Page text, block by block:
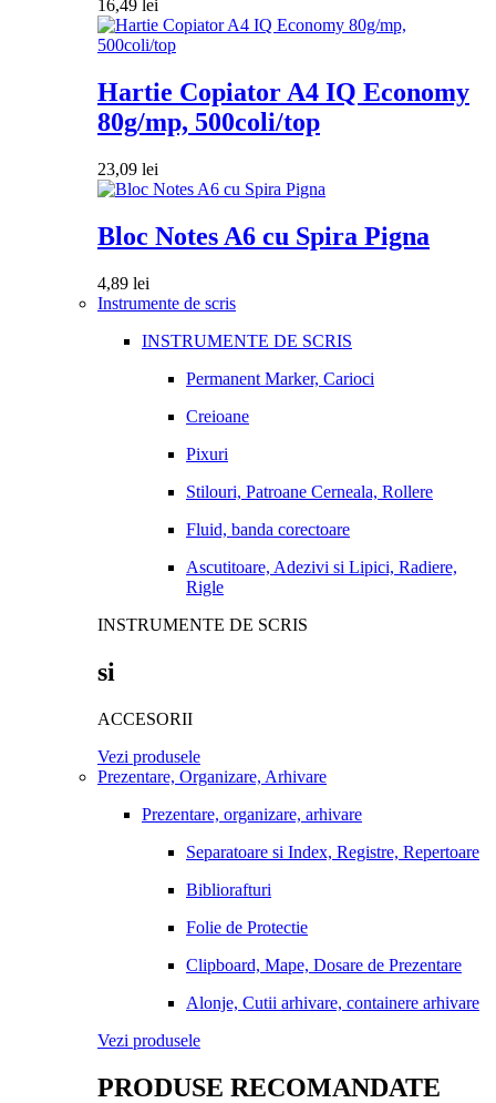
16,49 lei
Hartie Copiator A4 IQ Economy
80g/mp, 500coli/top
23,09 lei
Bloc Notes A6 cu Spira Pigna
4,89 lei
Instrumente de scris
INSTRUMENTE DE SCRIS
Permanent Marker, Carioci
Creioane
Pixuri
Stilouri, Patroane Cerneala, Rollere
Fluid, banda corectoare
Ascutitoare, Adezivi si Lipici, Radiere,
Rigle
INSTRUMENTE DE SCRIS
si
ACCESORII
Vezi produsele
Prezentare, Organizare, Arhivare
Prezentare, organizare, arhivare
Separatoare si Index, Registre, Repertoare
Bibliorafturi
Folie de Protectie
Clipboard, Mape, Dosare de Prezentare
Alonje, Cutii arhivare, containere arhivare
Vezi produsele
PRODUSE RECOMANDATE